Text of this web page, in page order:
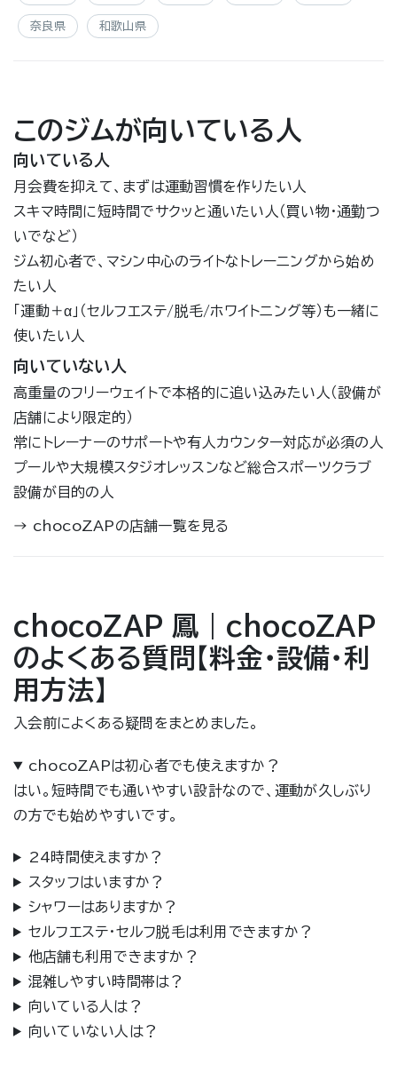
奈良県 和歌山県
このジムが向いている人
向いている人
月会費を抑えて、まずは運動習慣を作りたい人
スキマ時間に短時間でサクッと通いたい人（買い物・通勤つ
いでなど）
ジム初心者で、マシン中心のライトなトレーニングから始め
たい人
「運動＋α」（セルフエステ/脱毛/ホワイトニング等）も一緒に
使いたい人
向いていない人
高重量のフリーウェイトで本格的に追い込みたい人（設備が
店舗により限定的）
常にトレーナーのサポートや有人カウンター対応が必須の人
プールや大規模スタジオレッスンなど総合スポーツクラブ
設備が目的の人
→ chocoZAPの店舗一覧を見る
chocoZAP 鳳｜chocoZAP
のよくある質問【料金・設備・利
用方法】
入会前によくある疑問をまとめました。
chocoZAPは初心者でも使えますか？
はい。短時間でも通いやすい設計なので、運動が久しぶり
の方でも始めやすいです。
24時間使えますか？
スタッフはいますか？
シャワーはありますか？
セルフエステ・セルフ脱毛は利用できますか？
他店舗も利用できますか？
混雑しやすい時間帯は？
向いている人は？
向いていない人は？